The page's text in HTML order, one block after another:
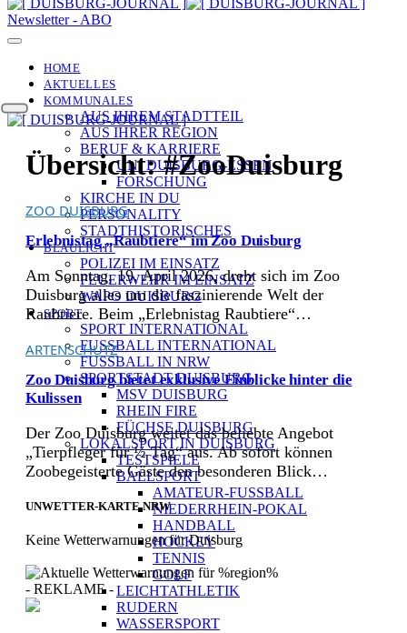
Newsletter - ABO
HOME
AKTUELLES
KOMMUNALES
AUS IHREM STADTTEIL
AUS IHRER REGION
BERUF & KARRIERE
UNI DUISBURG-ESSEN
FORSCHUNG
KIRCHE IN DU
PERSONALITY
STADTHISTORISCHES
BLAULICHT
POLIZEI IM EINSATZ
FEUERWEHR IM EINSATZ
WAPO DUISBURG
SPORT
SPORT INTERNATIONAL
FUSSBALL INTERNATIONAL
FUSSBALL IN NRW
SPORTSTADT DUISBURG
MSV DUISBURG
RHEIN FIRE
FÜCHSE DUISBURG
LOKALSPORT IN DUISBURG
TESTSPIELE
BALLSPORT
AMATEUR-FUSSBALL
NIEDERRHEIN-POKAL
HANDBALL
HOCKEY
TENNIS
GOLF
LEICHTATHLETIK
RUDERN
WASSERSPORT
Übersicht:#ZooDuisburg
ZOO DUISBURG
Erlebnistag „Raubtiere“ im Zoo Duisburg
Am Sonntag, 19. April 2026, dreht sich im Zoo
Duisburg alles um die faszinierende Welt der
Raubtiere. Beim „Erlebnistag Raubtiere“…
ARTENSCHUTZ
Zoo Duisburg bietet exklusive Einblicke hinter die
Kulissen
Der Zoo Duisburg weitet das beliebte Angebot
„Tierpfleger für ½ Tag“ aus. Ab sofort können
Zoobegeisterte Gäste den besonderen Blick…
UNWETTER-KARTE NRW
Keine Wetterwarnungen für Duisburg
- REKLAME -